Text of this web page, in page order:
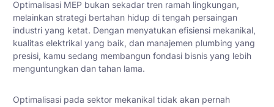
Optimalisasi MEP bukan sekadar tren ramah lingkungan,
melainkan strategi bertahan hidup di tengah persaingan
industri yang ketat. Dengan menyatukan efisiensi mekanikal,
kualitas elektrikal yang baik, dan manajemen plumbing yang
presisi, kamu sedang membangun fondasi bisnis yang lebih
menguntungkan dan tahan lama.
Optimalisasi pada sektor mekanikal tidak akan pernah